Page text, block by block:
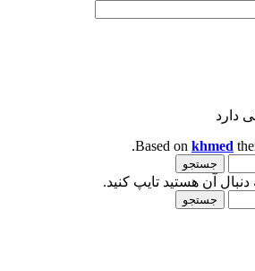
دارد
Based on khmed
.
جستجو
آن هستید تایپ کنید.
جستجو